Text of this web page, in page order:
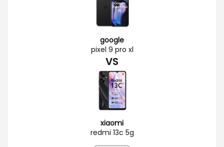
google
pixel 9 pro xl
VS
xiaomi
redmi 13c 5g